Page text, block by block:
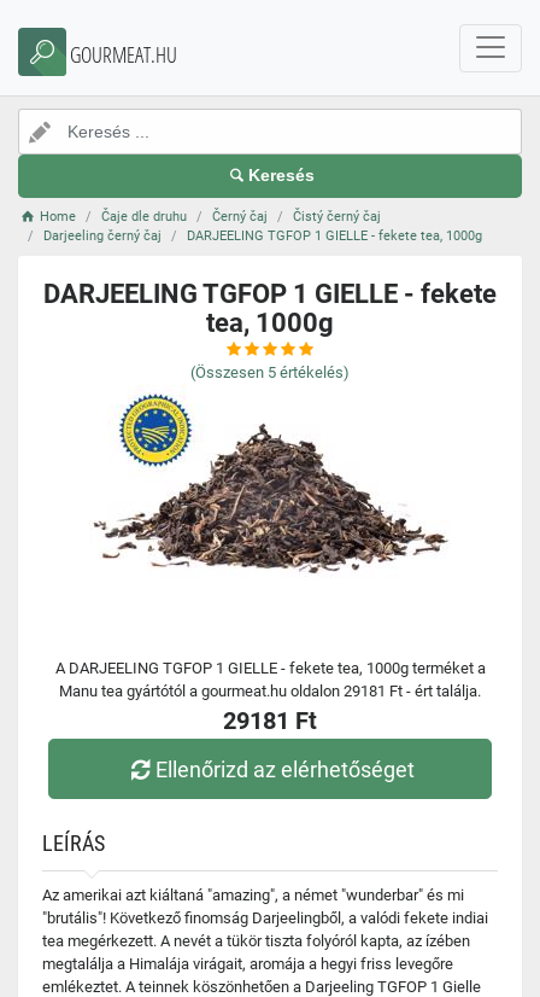
GOURMEAT.HU
Keresés
Home Čaje dle druhu Černý čaj
Čistý černý čaj
Darjeeling černý čaj
DARJEELING TGFOP 1 GIELLE - fekete tea, 1000g
DARJEELING TGFOP 1 GIELLE - fekete
tea, 1000g
(Összesen 5 értékelés)
A DARJEELING TGFOP 1 GIELLE - fekete tea, 1000g terméket a
Manu tea gyártótól a gourmeat.hu oldalon 29181 Ft - ért találja.
29181 Ft
Ellenőrizd az elérhetőséget
LEÍRÁS
Az amerikai azt kiáltaná "amazing", a német "wunderbar" és mi
"brutális"! Következő finomság Darjeelingből, a valódi fekete indiai
tea megérkezett. A nevét a tükör tiszta folyóról kapta, az ízében
megtalálja a Himalája virágait, aromája a hegyi friss levegőre
emlékeztet. A teinnek köszönhetően a Darjeeling TGFOP 1 Gielle